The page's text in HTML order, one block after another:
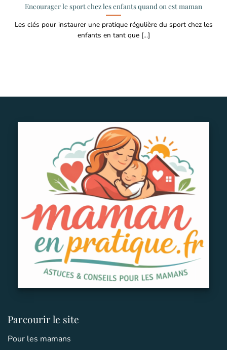
Encourager le sport chez les enfants quand on est maman
Les clés pour instaurer une pratique régulière du sport chez les
enfants en tant que [...]
Parcourir le site
Pour les mamans